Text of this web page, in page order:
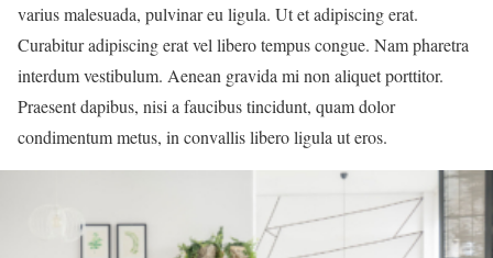
varius malesuada, pulvinar eu ligula. Ut et adipiscing erat.
Curabitur adipiscing erat vel libero tempus congue. Nam pharetra
interdum vestibulum. Aenean gravida mi non aliquet porttitor.
Praesent dapibus, nisi a faucibus tincidunt, quam dolor
condimentum metus, in convallis libero ligula ut eros.